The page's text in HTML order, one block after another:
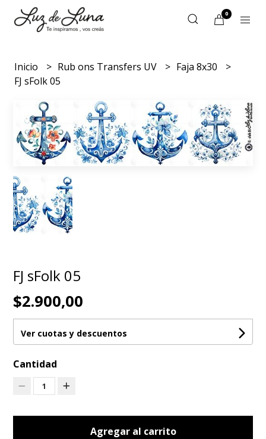
0
Inicio Rub ons Transfers UV
Faja 8x30
FJ sFolk 05
FJ sFolk 05
$2.900,00
Ver cuotas y descuentos
Cantidad
1
Agregar al carrito